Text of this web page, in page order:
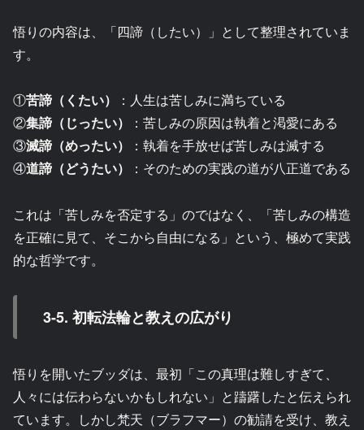
悟りの内容は、「四諦（したい）」として整理されていま
す。
①苦諦（くたい）
：人生は苦しみに満ちている
②集諦（じったい）
：苦しみの原因は執着と渇愛にある
③滅諦（めったい）
：執着を手放せば苦しみは滅する
④道諦（どうたい） ：そのための実践の道が八正道である
これは「苦しみを否定する」のではなく、「苦しみの構造
を正確に見て、そこから自由になる」という、極めて実践
的な哲学です。
3-5. 初転法輪と教えの広がり
悟りを開いたブッダは、最初「この真理は難しすぎて、
人々には伝わらないかもしれない」と躊躇したと伝えられ
ています。しかし梵天（ブラフマー）の勧請を受け、教え